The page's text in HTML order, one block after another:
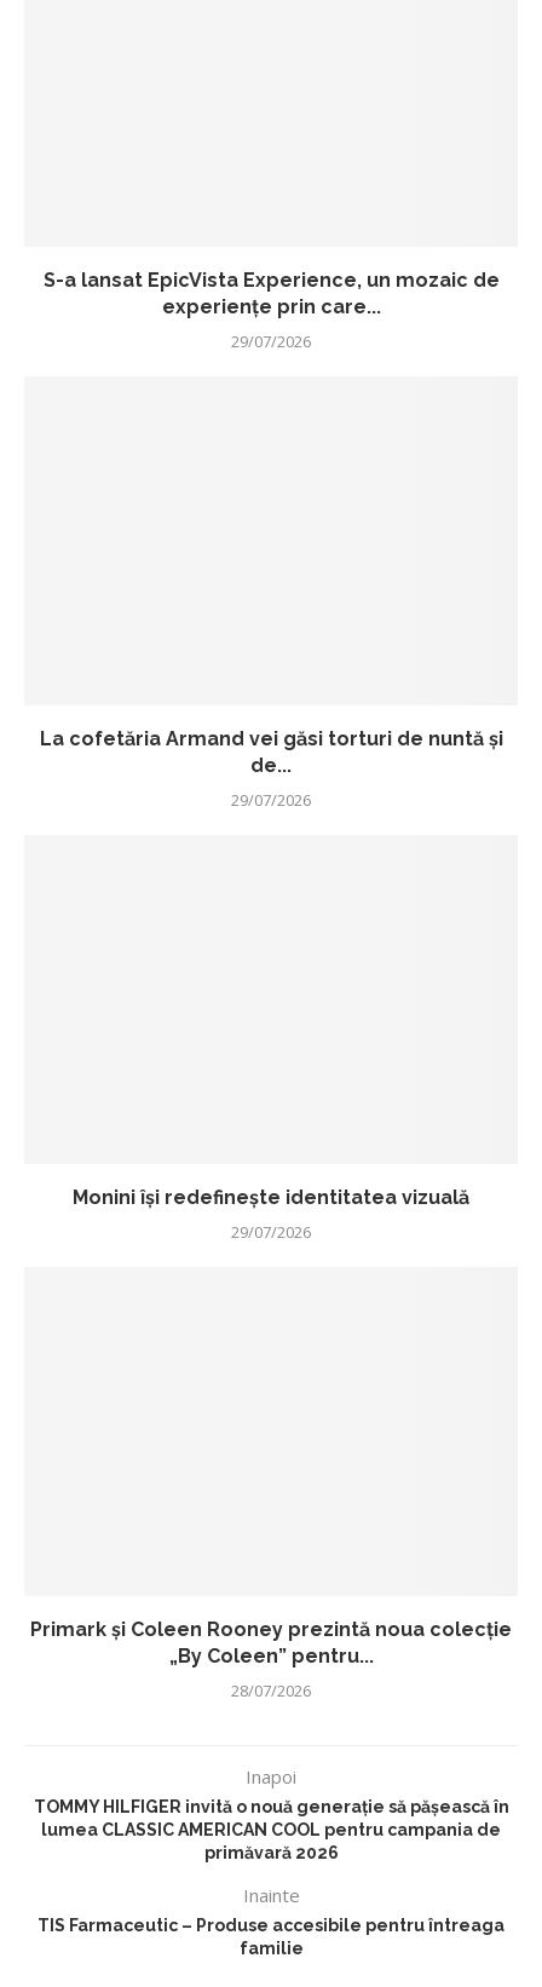
S-a lansat EpicVista Experience, un mozaic de
experiențe prin care...
29/07/2026
La cofetăria Armand vei găsi torturi de nuntă și
de...
29/07/2026
Monini își redefinește identitatea vizuală
29/07/2026
Primark și Coleen Rooney prezintă noua colecție
„By Coleen” pentru...
28/07/2026
Inapoi
TOMMY HILFIGER invită o nouă generație să pășească în
lumea CLASSIC AMERICAN COOL pentru campania de
primăvară 2026
Inainte
TIS Farmaceutic – Produse accesibile pentru întreaga
familie